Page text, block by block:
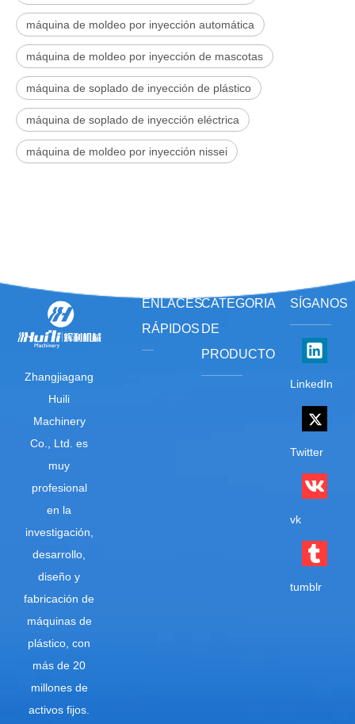
máquina de moldeo por inyección automática
máquina de moldeo por inyección de mascotas
máquina de soplado de inyección de plástico
máquina de soplado de inyección eléctrica
máquina de moldeo por inyección nissei
Zhangjiagang
Huili
Machinery
Co., Ltd. es
muy
profesional
en la
investigación,
desarrollo,
diseño y
fabricación de
máquinas de
plástico, con
más de 20
millones de
activos fijos.
ENLACES
RÁPIDOS
CATEGORIA
DE
PRODUCTO
SÍGANOS
LinkedIn
Twitter
vk
tumblr